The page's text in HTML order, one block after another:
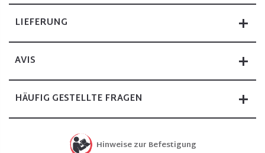
LIEFERUNG
AVIS
HÄUFIG GESTELLTE FRAGEN
Hinweise zur Befestigung